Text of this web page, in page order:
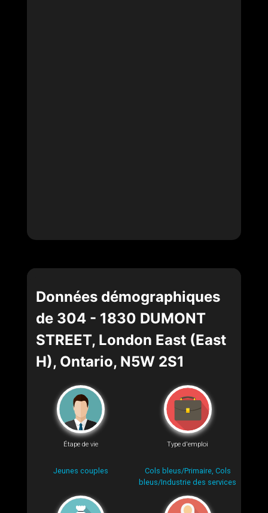
Données démographiques
de 304 - 1830 DUMONT
STREET, London East (East
H), Ontario, N5W 2S1
Étape de vie
Jeunes couples
Type d'emploi
Cols bleus/Primaire, Cols
bleus/Industrie des services